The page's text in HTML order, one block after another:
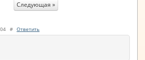
Следующая »
# Ответить